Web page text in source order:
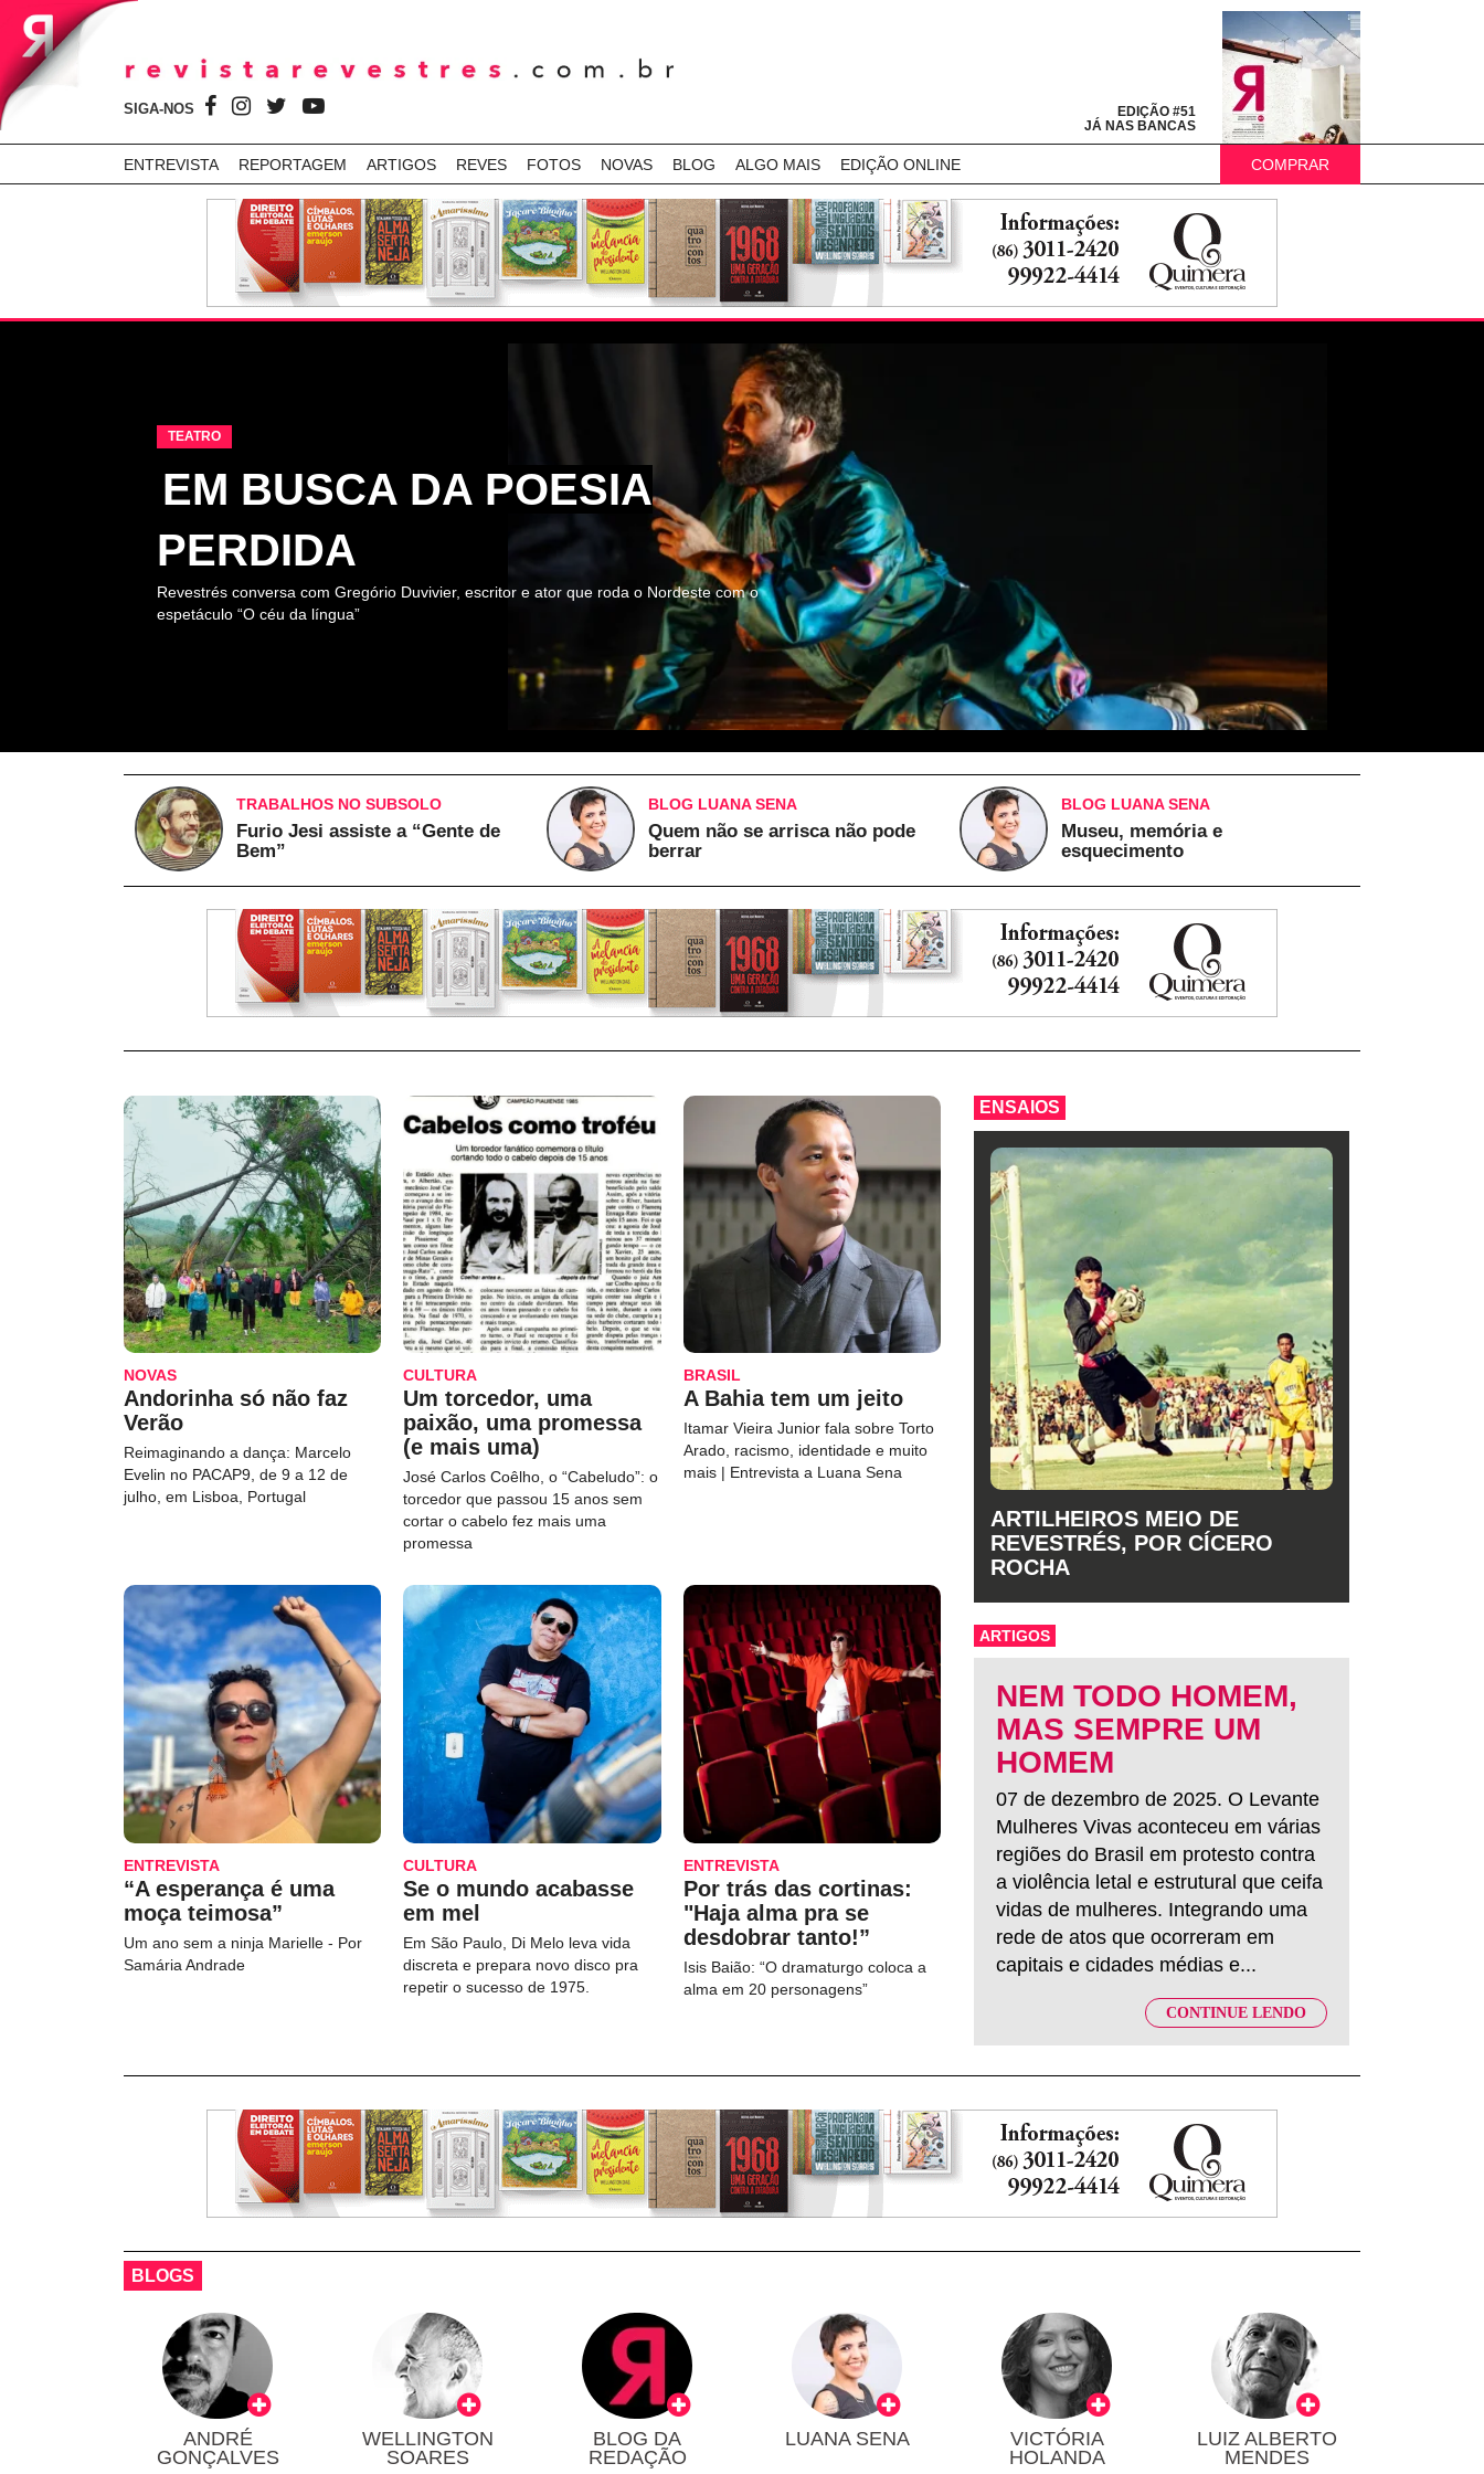
SIGA-NOS
EDIÇÃO #51
JÁ NAS BANCAS
ENTREVISTA REPORTAGEM ARTIGOS REVES FOTOS NOVAS BLOG ALGO MAIS EDIÇÃO ONLINE COMPRAR
TEATRO
EM BUSCA DA POESIA
PERDIDA
Revestrés conversa com Gregório Duvivier, escritor e ator que roda o Nordeste com o
espetáculo “O céu da língua”
TRABALHOS NO SUBSOLO
Furio Jesi assiste a “Gente de
Bem”
BLOG LUANA SENA
Quem não se arrisca não pode
berrar
BLOG LUANA SENA
Museu, memória e
esquecimento
NOVAS
Andorinha só não faz
Verão
Reimaginando a dança: Marcelo
Evelin no PACAP9, de 9 a 12 de
julho, em Lisboa, Portugal
CULTURA
Um torcedor, uma
paixão, uma promessa
(e mais uma)
José Carlos Coêlho, o “Cabeludo”: o
torcedor que passou 15 anos sem
cortar o cabelo fez mais uma
promessa
BRASIL
A Bahia tem um jeito
Itamar Vieira Junior fala sobre Torto
Arado, racismo, identidade e muito
mais | Entrevista a Luana Sena
ENTREVISTA
“A esperança é uma
moça teimosa”
Um ano sem a ninja Marielle - Por
Samária Andrade
CULTURA
Se o mundo acabasse
em mel
Em São Paulo, Di Melo leva vida
discreta e prepara novo disco pra
repetir o sucesso de 1975.
ENTREVISTA
Por trás das cortinas:
"Haja alma pra se
desdobrar tanto!”
Isis Baião: “O dramaturgo coloca a
alma em 20 personagens”
ENSAIOS
ARTILHEIROS MEIO DE
REVESTRÉS, POR CÍCERO
ROCHA
ARTIGOS
NEM TODO HOMEM,
MAS SEMPRE UM
HOMEM
07 de dezembro de 2025. O Levante
Mulheres Vivas aconteceu em várias
regiões do Brasil em protesto contra
a violência letal e estrutural que ceifa
vidas de mulheres. Integrando uma
rede de atos que ocorreram em
capitais e cidades médias e...
CONTINUE LENDO
BLOGS
ANDRÉ
GONÇALVES
WELLINGTON
SOARES
BLOG DA
REDAÇÃO
LUANA SENA
VICTÓRIA
HOLANDA
LUIZ ALBERTO
MENDES